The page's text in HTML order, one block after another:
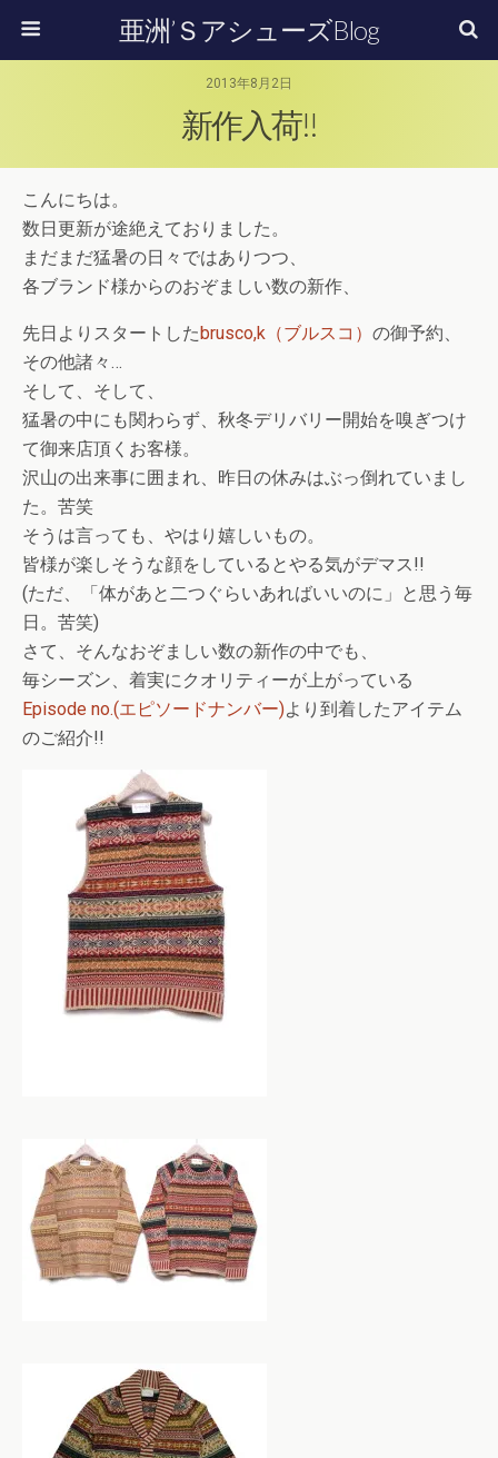
亜洲’ＳアシューズBlog
2013年8月2日
新作入荷!!
こんにちは。
数日更新が途絶えておりました。
まだまだ猛暑の日々ではありつつ、
各ブランド様からのおぞましい数の新作、
先日よりスタートしたbrusco,k（ブルスコ） の御予約、
その他諸々…
そして、そして、
猛暑の中にも関わらず、秋冬デリバリー開始を嗅ぎつけ
て御来店頂くお客様。
沢山の出来事に囲まれ、昨日の休みはぶっ倒れていまし
た。苦笑
そうは言っても、やはり嬉しいもの。
皆様が楽しそうな顔をしているとやる気がデマス!!
(ただ、「体があと二つぐらいあればいいのに」と思う毎
日。苦笑)
さて、そんなおぞましい数の新作の中でも、
毎シーズン、着実にクオリティーが上がっている
Episode no.(エピソードナンバー)より到着したアイテム
のご紹介!!